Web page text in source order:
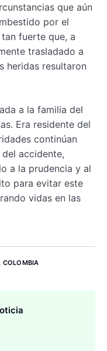
que aún
por el
fuerte que, a
trasladado a
heridas resultaron
a la familia del
Era residente del
continúan
accidente,
a la prudencia y al
para evitar este
vidas en las
, COLOMBIA